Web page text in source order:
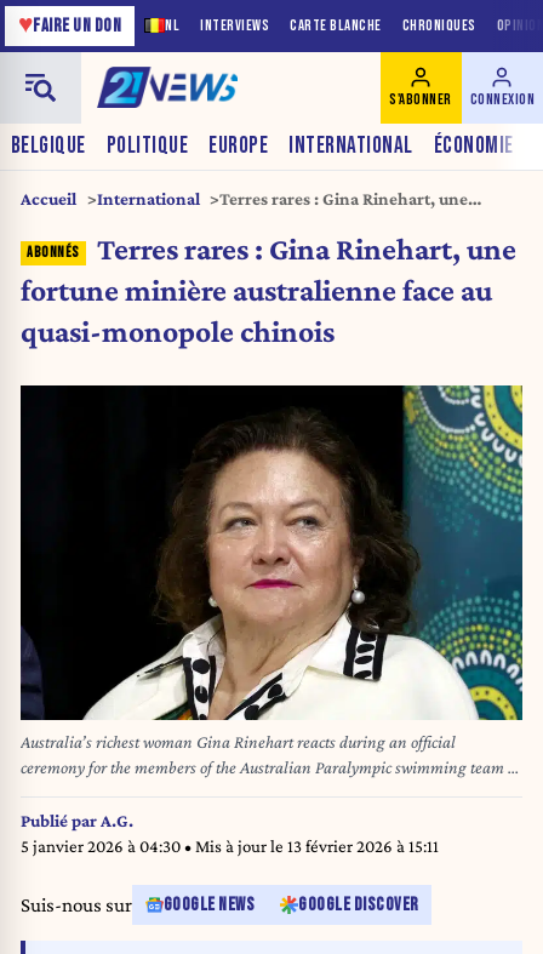
NL INTERVIEWS CARTE BLANCHE CHRONIQUES
♥FAIRE UN DON
BELGIQUE POLITIQUE EUROPE INTERNATIONAL ÉCONOMIE
S'ABONNER CONNEXION
Accueil International
Terres rares : Gina Rinehart, une
quasi-monopole chinois
Terres rares : Gina Rinehart, une
fortune minière australienne face au
quasi-monopole chinois
Australia’s richest woman Gina Rinehart reacts during an official
ceremony for the members of the Australian Paralympic swimming team at
the Australian Swimming Trials at the Brisbane Aquatic Centre on June
14, 2024. DAVID GRAY / AFP
Publié par A.G.
5 janvier 2026 à 04:30• Mis à jour le 13 février 2026 à 15:11
Suis-nous sur GOOGLE NEWS GOOGLE DISCOVER